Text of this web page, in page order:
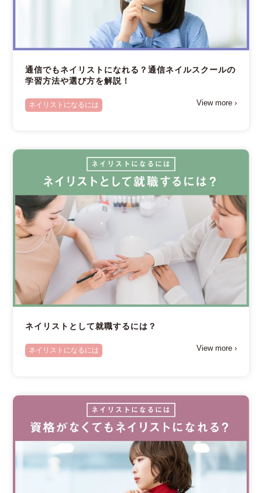
通信でもネイリストになれる？通信ネイルスクールの
学習方法や選び方を解説！
ネイリストになるには View more ›
ネイリストとして就職するには？
ネイリストになるには View more ›